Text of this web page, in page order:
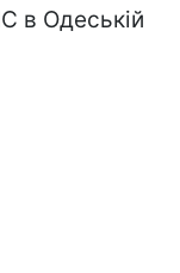
в Одеській